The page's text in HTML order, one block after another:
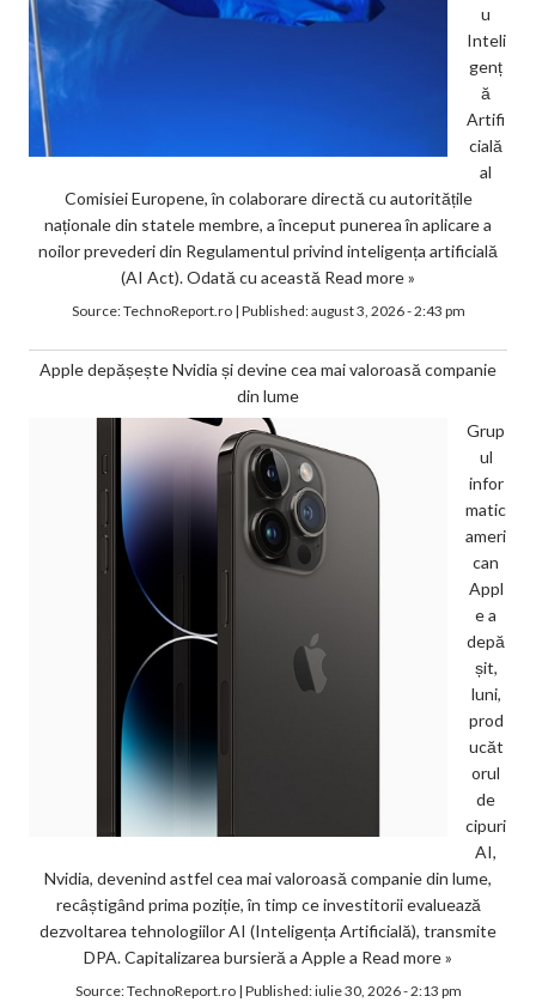
u
Inteli
genț
ă
Artifi
cială
al
Comisiei Europene, în colaborare directă cu autoritățile
naționale din statele membre, a început punerea în aplicare a
noilor prevederi din Regulamentul privind inteligența artificială
(AI Act). Odată cu această Read more »
Source:TechnoReport.ro| Published:august 3, 2026 - 2:43 pm
Apple depășește Nvidia și devine cea mai valoroasă companie
din lume
Grup
ul
infor
matic
ameri
can
Appl
e a
depă
șit,
luni,
prod
ucăt
orul
de
cipuri
AI,
Nvidia, devenind astfel cea mai valoroasă companie din lume,
recâștigând prima poziție, în timp ce investitorii evaluează
dezvoltarea tehnologiilor AI (Inteligența Artificială), transmite
DPA. Capitalizarea bursieră a Apple a Read more »
Source:TechnoReport.ro| Published:iulie 30, 2026 - 2:13 pm